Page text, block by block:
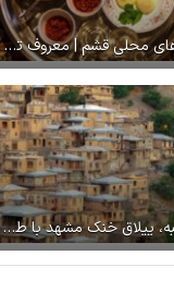
غذاهای محلی قشم | معروف ترین غذاهای محلی قشم که باید تست کنید!
طرقبه، ییلاق خنک مشهد با طبیعت و رستوران‌های سنتی